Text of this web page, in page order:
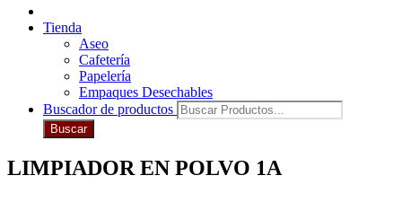
Tienda
Aseo
Cafetería
Papelería
Empaques Desechables
Buscador de productos
Buscar
LIMPIADOR EN POLVO 1A